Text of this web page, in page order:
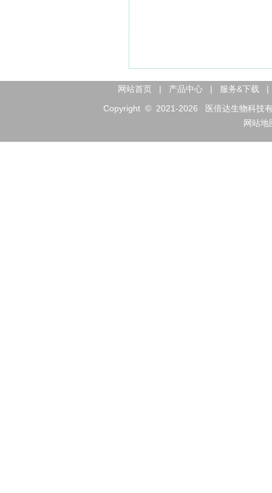
网站首页 | 产品中心 | 服务&下载
|
Copyright © 2021-2026
医倍达生物科技
网站地